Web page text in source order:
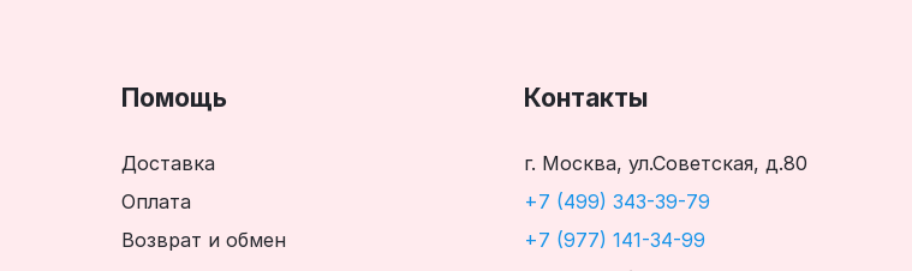
Помощь
Доставка
Оплата
Возврат и обмен
Контакты
г. Москва, ул.Советская, д.80
+7 (499) 343-39-79
+7 (977) 141-34-99